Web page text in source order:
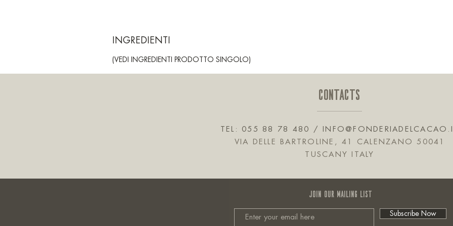
INGREDIENTI
(VEDI INGREDIENTI PRODOTTO SINGOLO)
CONTACTS
TEL: 055 88 78 480 /
VIA DELLE BARTROLINE, 41 CALENZANO 50041
TUSCANY ITALY
JOIN OUR MAILING LIST
Subscribe Now